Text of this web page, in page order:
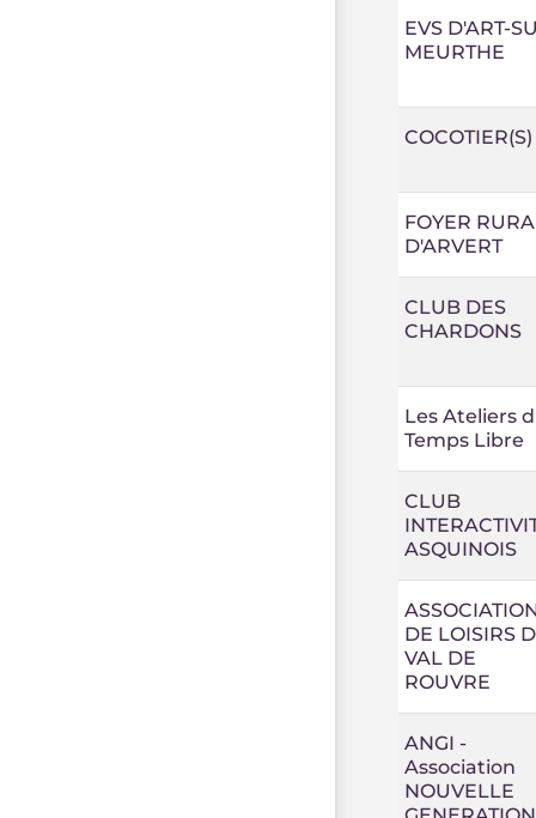
EVS D'ART-
MEURTHE
COCOTIER(S)
FOYER
D'ARVERT
CLUB DES
CHARDONS
Les Ateliers
Temps Libre
CLUB
ASQUINOIS
DE LOISIRS
VAL DE
ROUVRE
ANGI -
Association
NOUVELLE